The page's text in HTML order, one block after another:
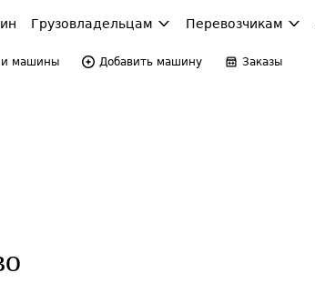
Грузовладельцам Перевозчикам
машины Добавить машину Заказы